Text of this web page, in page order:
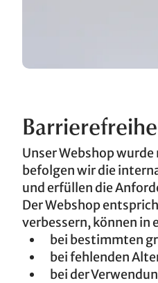
Unser Webshop
befolgen wir die
und erfüllen die
Der Webshop
verbessern, können in
bei bestimmten
bei fehlenden
bei der